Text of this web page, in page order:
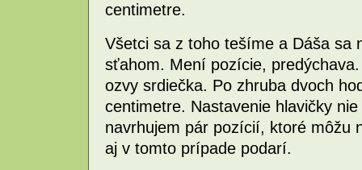
centimetre.
Všetci sa z toho tešíme a Dáša sa
sťahom. Mení pozície,
ozvy srdiečka. Po zhruba dvoch
centimetre. Nastavenie hlavičky
navrhujem pár pozícií, ktoré môžu
aj v tomto prípade podarí.